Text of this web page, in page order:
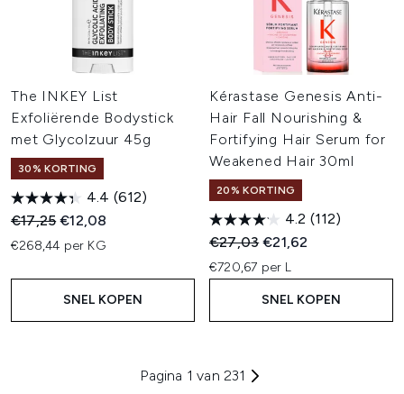
The INKEY List
Exfoliërende Bodystick
met Glycolzuur 45g
30% KORTING
4.4 (612)
Recommended Retail Price:
€17,25Huidige prijs:
€12,08
€268,44 per KG
SNEL KOPEN
Kérastase Genesis Anti-
Hair Fall Nourishing &
Fortifying Hair Serum for
Weakened Hair 30ml
20% KORTING
4.2 (112)
Recommended Retail Price:
€27,03Huidige prijs:
€21,62
€720,67 per L
SNEL KOPEN
Pagina 1 van 231